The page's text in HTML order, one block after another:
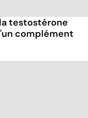
testostérone
complément